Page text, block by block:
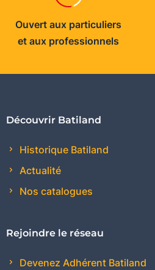
Ouvert aux particuliers
et aux professionnels
Découvrir Batiland
Historique Batiland
Actualité
Nos catalogues
Rejoindre le réseau
Devenez Adhérent Batiland